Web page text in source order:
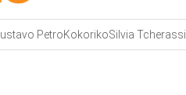
PetroKokorikoSilvia Tcherassi